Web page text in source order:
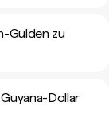
Gulden zu
Dollar